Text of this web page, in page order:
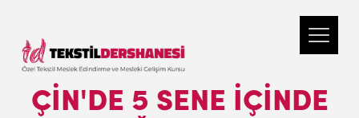
ÇIN'DE 5 SENE İÇINDE